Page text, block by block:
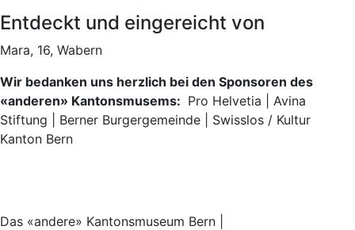
Entdeckt und eingereicht von
Mara, 16, Wabern
Wir bedanken uns herzlich bei den Sponsoren des
«anderen» Kantonsmusems: Pro Helvetia | Avina
Stiftung | Berner Burgergemeinde | Swisslos / Kultur
Kanton Bern
Das «andere» Kantonsmuseum Bern |